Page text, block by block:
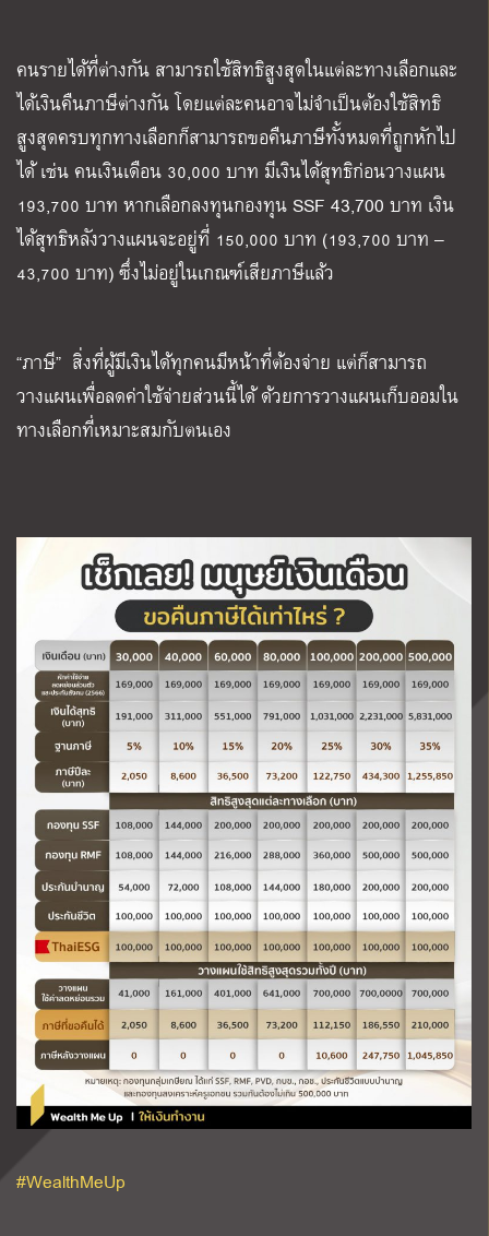
คนรายได้ที่ต่างกัน สามารถใช้สิทธิสูงสุดในแต่ละทางเลือกและ
ได้เงินคืนภาษีต่างกัน โดยแต่ละคนอาจไม่จำเป็นต้องใช้สิทธิ
สูงสุดครบทุกทางเลือกก็สามารถขอคืนภาษีทั้งหมดที่ถูกหักไป
ได้ เช่น คนเงินเดือน 30,000 บาท มีเงินได้สุทธิก่อนวางแผน
193,700 บาท หากเลือกลงทุนกองทุน SSF 43,700 บาท เงิน
ได้สุทธิหลังวางแผนจะอยู่ที่ 150,000 บาท (193,700 บาท –
43,700 บาท) ซึ่งไม่อยู่ในเกณฑ์เสียภาษีแล้ว
“ภาษี” สิ่งที่ผู้มีเงินได้ทุกคนมีหน้าที่ต้องจ่าย แต่ก็สามารถ
วางแผนเพื่อลดค่าใช้จ่ายส่วนนี้ได้ ด้วยการวางแผนเก็บออมใน
ทางเลือกที่เหมาะสมกับตนเอง
#WealthMeUp